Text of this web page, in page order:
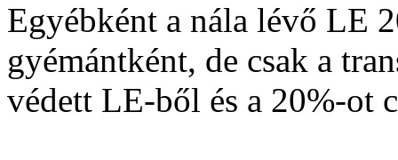
Egyébként a nála lévő LE
gyémántként, de csak a
védett LE-ből és a 20%-ot